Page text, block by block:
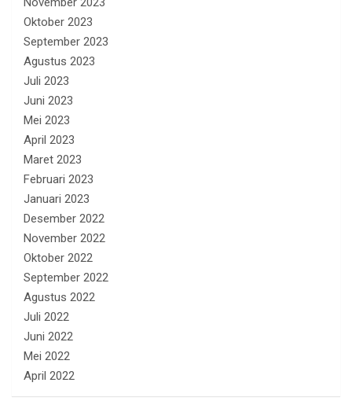
Oktober 2023
September 2023
Agustus 2023
Juli 2023
Juni 2023
Mei 2023
April 2023
Maret 2023
Februari 2023
Januari 2023
Desember 2022
November 2022
Oktober 2022
September 2022
Agustus 2022
Juli 2022
Juni 2022
Mei 2022
April 2022